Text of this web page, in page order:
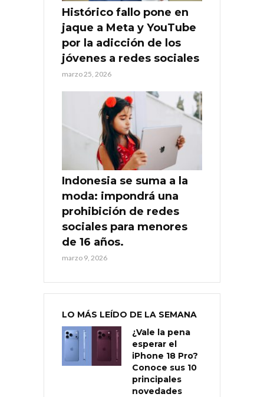
Histórico fallo pone en
jaque a Meta y YouTube
por la adicción de los
jóvenes a redes sociales
marzo 25, 2026
Indonesia se suma a la
moda: impondrá una
prohibición de redes
sociales para menores
de 16 años.
marzo 9, 2026
LO MÁS LEÍDO DE LA SEMANA
¿Vale la pena
esperar el
iPhone 18 Pro?
Conoce sus 10
principales
novedades